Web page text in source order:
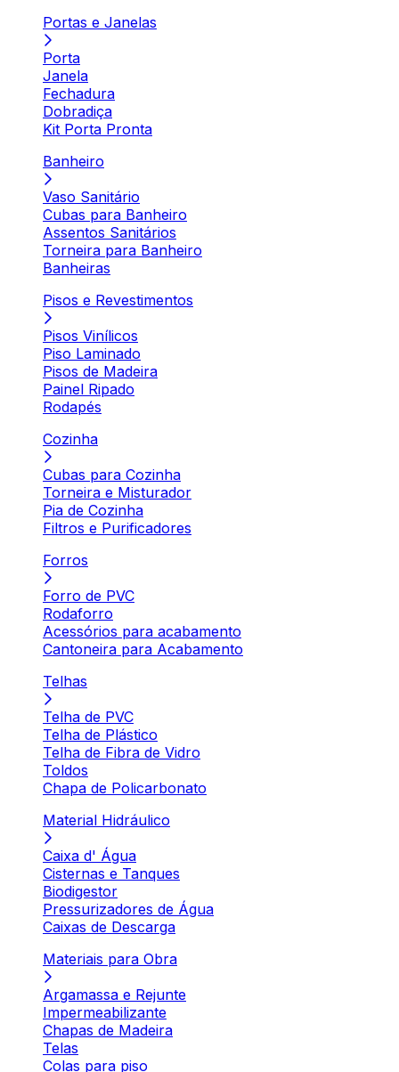
Portas e Janelas
Porta
Janela
Fechadura
Dobradiça
Kit Porta Pronta
Banheiro
Vaso Sanitário
Cubas para Banheiro
Assentos Sanitários
Torneira para Banheiro
Banheiras
Pisos e Revestimentos
Pisos Vinílicos
Piso Laminado
Pisos de Madeira
Painel Ripado
Rodapés
Cozinha
Cubas para Cozinha
Torneira e Misturador
Pia de Cozinha
Filtros e Purificadores
Forros
Forro de PVC
Rodaforro
Acessórios para acabamento
Cantoneira para Acabamento
Telhas
Telha de PVC
Telha de Plástico
Telha de Fibra de Vidro
Toldos
Chapa de Policarbonato
Material Hidráulico
Caixa d' Água
Cisternas e Tanques
Biodigestor
Pressurizadores de Água
Caixas de Descarga
Materiais para Obra
Argamassa e Rejunte
Impermeabilizante
Chapas de Madeira
Telas
Colas para piso